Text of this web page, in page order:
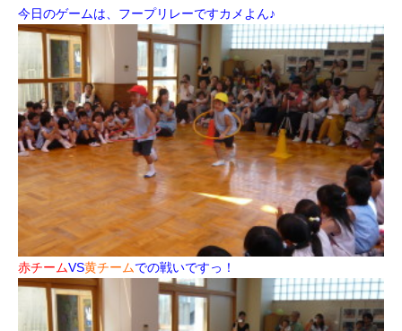
今日のゲームは、フープリレーですカメよん♪
赤チームVS黄チームでの戦いですっ！